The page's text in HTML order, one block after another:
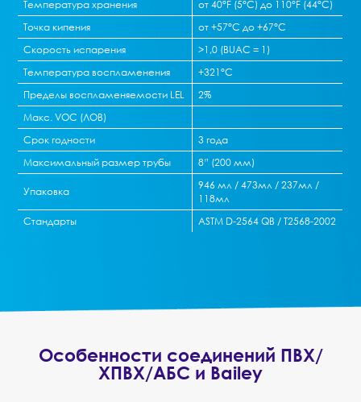
Температура хранения
от 40°F (5°С) до 110°F (44°С)
Точка кипения
от +57°С до +67°С
Скорость испарения
>1,0 (BUAC = 1)
Температура воспламенения
+321°C
Пределы воспламеняемости LEL
2%
Макс. VOC (ЛОВ)
Срок годности
3 года
Максимальный размер трубы
8” (200 мм)
Упаковка
946 мл / 473мл / 237мл /
118мл
Стандарты
ASTM D-2564 QB / T2568-2002
Особенности соединений ПВХ/
ХПВХ/АБС и Bailey